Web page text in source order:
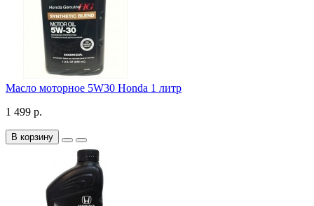
Масло моторное 5W30 Honda 1 литр
1 499 р.
В корзину